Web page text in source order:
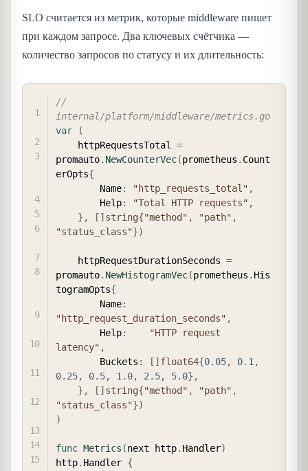
SLO считается из метрик, которые middleware пишет
при каждом запросе. Два ключевых счётчика —
количество запросов по статусу и их длительность:
//
internal/platform/middleware/metrics.go
var
(
    httpRequestsTotal
=
promauto. NewCounterVec(prometheus . Count
erOpts{
        Name
: "http_requests_total" ,
        Help
: "Total HTTP requests" ,
} , [ ] string{"method" , "path" ,
"status_class"})
    httpRequestDurationSeconds
=
promauto. NewHistogramVec(prometheus . His
togramOpts{
        Name
:
"http_request_duration_seconds" ,
        Help
:
"HTTP request
latency" ,
        Buckets
: [ ] float64{0.05, 0.1,
0.25, 0.5, 1.0, 2.5, 5.0} ,
} , [ ] string{"method" , "path" ,
"status_class"})
)
func Metrics (next http. Handler)
http. Handler {